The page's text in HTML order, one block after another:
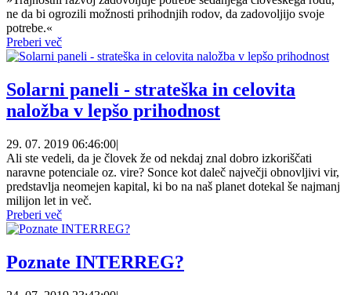
ne da bi ogrozili možnosti prihodnjih rodov, da zadovoljijo svoje
potrebe.«
Preberi več
Solarni paneli - strateška in celovita
naložba v lepšo prihodnost
29. 07. 2019 06:46:00|
Ali ste vedeli, da je človek že od nekdaj znal dobro izkoriščati
naravne potenciale oz. vire? Sonce kot daleč največji obnovljivi vir,
predstavlja neomejen kapital, ki bo na naš planet dotekal še najmanj
milijon let in več.
Preberi več
Poznate INTERREG?